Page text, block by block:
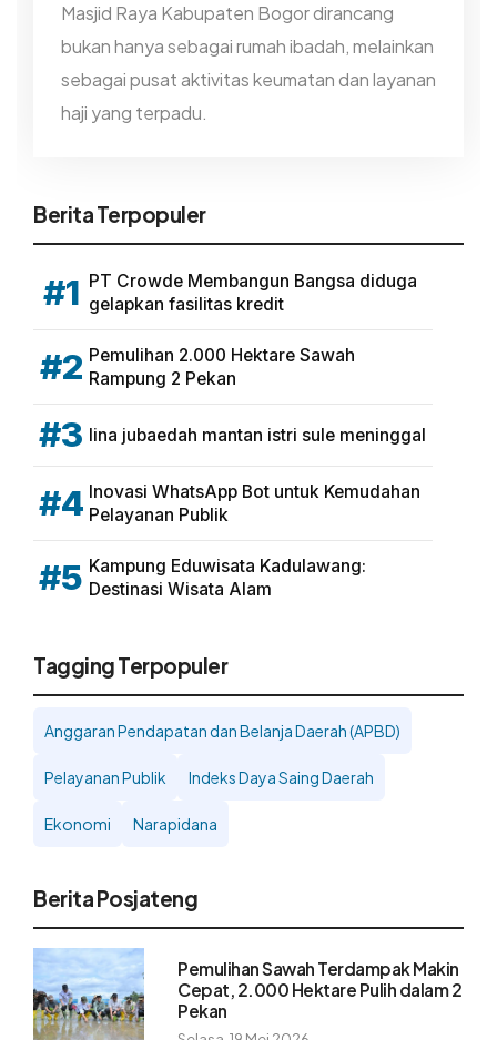
Masjid Raya Kabupaten Bogor dirancang
bukan hanya sebagai rumah ibadah, melainkan
sebagai pusat aktivitas keumatan dan layanan
haji yang terpadu.
Berita Terpopuler
#1 PT Crowde Membangun Bangsa diduga
gelapkan fasilitas kredit
#2 Pemulihan 2.000 Hektare Sawah
Rampung 2 Pekan
#3 lina jubaedah mantan istri sule meninggal
#4 Inovasi WhatsApp Bot untuk Kemudahan
Pelayanan Publik
#5 Kampung Eduwisata Kadulawang:
Destinasi Wisata Alam
Tagging Terpopuler
Anggaran Pendapatan dan Belanja Daerah (APBD)
Pelayanan Publik Indeks Daya Saing Daerah
Ekonomi Narapidana
Berita Posjateng
Pemulihan Sawah Terdampak Makin
Cepat, 2.000 Hektare Pulih dalam 2
Pekan